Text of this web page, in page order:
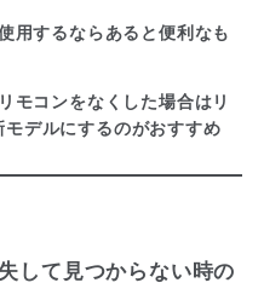
するならあると便利なも
モコンをなくした場合はリ
デルにするのがおすすめ
して見つからない時の